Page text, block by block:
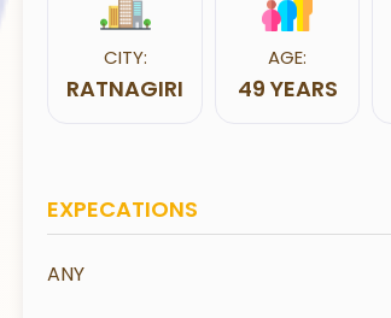
CITY:
RATNAGIRI
AGE:
49 YEARS
EXPECATIONS
ANY